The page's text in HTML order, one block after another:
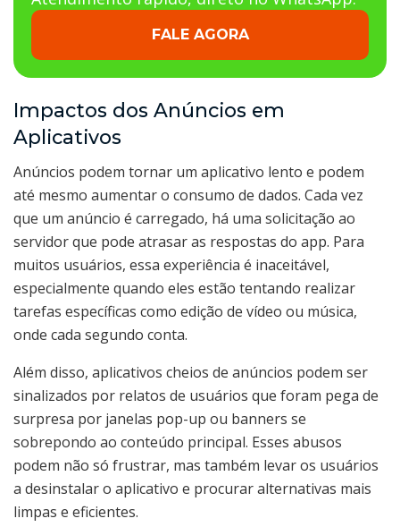
FALE AGORA
Impactos dos Anúncios em
Aplicativos
Anúncios podem tornar um aplicativo lento e podem
até mesmo aumentar o consumo de dados. Cada vez
que um anúncio é carregado, há uma solicitação ao
servidor que pode atrasar as respostas do app. Para
muitos usuários, essa experiência é inaceitável,
especialmente quando eles estão tentando realizar
tarefas específicas como edição de vídeo ou música,
onde cada segundo conta.
Além disso, aplicativos cheios de anúncios podem ser
sinalizados por relatos de usuários que foram pega de
surpresa por janelas pop-up ou banners se
sobrepondo ao conteúdo principal. Esses abusos
podem não só frustrar, mas também levar os usuários
a desinstalar o aplicativo e procurar alternativas mais
limpas e eficientes.